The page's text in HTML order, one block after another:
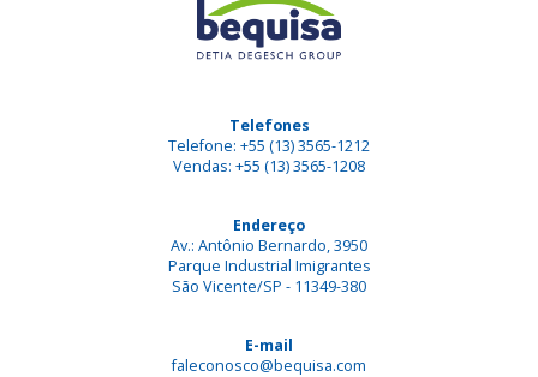
Telefones
Telefone: +55 (13) 3565-1212
Vendas: +55 (13) 3565-1208
Endereço
Av.: Antônio Bernardo, 3950
Parque Industrial Imigrantes
São Vicente/SP - 11349-380
E-mail
faleconosco@bequisa.com